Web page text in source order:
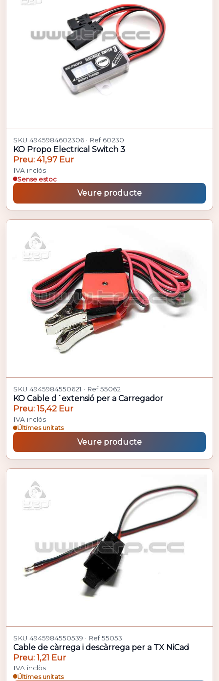
SKU 4945984602306 · Ref 60230
KO Propo Electrical Switch 3
Preu: 41,97 Eur
IVA inclòs
Sense estoc
Veure producte
SKU 4945984550621 · Ref 55062
KO Cable d´extensió per a Carregador
Preu: 15,42 Eur
IVA inclòs
Últimes unitats
Veure producte
SKU 4945984550539 · Ref 55053
Cable de càrrega i descàrrega per a TX NiCad
Preu: 1,21 Eur
IVA inclòs
Últimes unitats